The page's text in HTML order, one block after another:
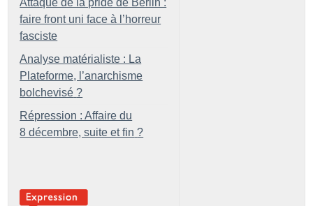
faire front uni face à l’horreur
fasciste
Analyse matérialiste : La
Plateforme, l’anarchisme
bolchevisé ?
Répression : Affaire du
8 décembre, suite et fin ?